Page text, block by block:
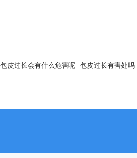
包皮过长会有什么危害呢 包皮过长有害处吗